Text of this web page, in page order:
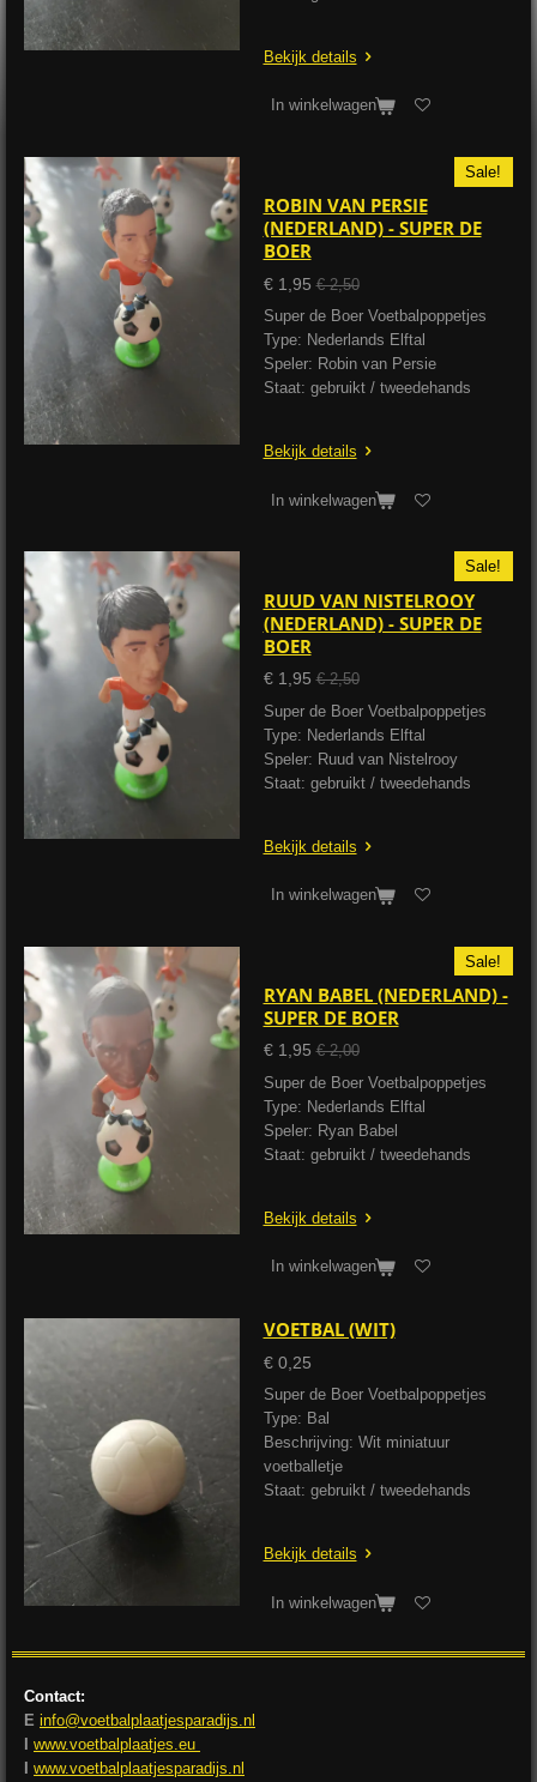
Bekijk details
In winkelwagen
Sale!
ROBIN VAN PERSIE
(NEDERLAND) - SUPER DE
BOER
€ 1,95 € 2,50
Super de Boer Voetbalpoppetjes
Type: Nederlands Elftal
Speler: Robin van Persie
Staat: gebruikt / tweedehands
Bekijk details
In winkelwagen
Sale!
RUUD VAN NISTELROOY
(NEDERLAND) - SUPER DE
BOER
€ 1,95 € 2,50
Super de Boer Voetbalpoppetjes
Type: Nederlands Elftal
Speler: Ruud van Nistelrooy
Staat: gebruikt / tweedehands
Bekijk details
In winkelwagen
Sale!
RYAN BABEL (NEDERLAND) -
SUPER DE BOER
€ 1,95 € 2,00
Super de Boer Voetbalpoppetjes
Type: Nederlands Elftal
Speler: Ryan Babel
Staat: gebruikt / tweedehands
Bekijk details
In winkelwagen
VOETBAL (WIT)
€ 0,25
Super de Boer Voetbalpoppetjes
Type: Bal
Beschrijving: Wit miniatuur
voetballetje
Staat: gebruikt / tweedehands
Bekijk details
In winkelwagen
Contact:
E info@voetbalplaatjesparadijs.nl
www.voetbalplaatjes.eu
www.voetbalplaatjesparadijs.nl